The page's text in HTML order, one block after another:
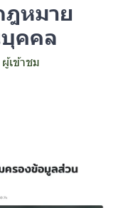
ฎหมาย
คคล
เข้าชม